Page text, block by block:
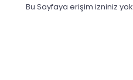
Bu Sayfaya erişim izniniz yok